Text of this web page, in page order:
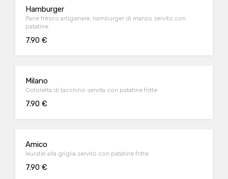
Hamburger
Pane fresco artigianale, hamburger di manzo servito con
patatine
7.90 €
Milano
Cotoletta di tacchino servita con patatine fritte
7.90 €
Amico
Wurstel alla griglia servito con patatine fritte
7.90 €